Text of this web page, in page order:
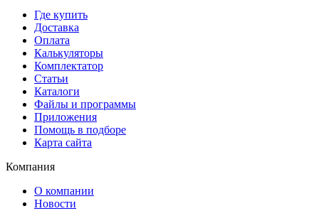
Где купить
Доставка
Оплата
Калькуляторы
Комплектатор
Статьи
Каталоги
Файлы и программы
Приложения
Помощь в подборе
Карта сайта
Компания
О компании
Новости